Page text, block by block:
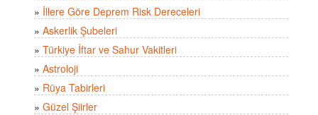
» İllere Göre Deprem Risk Dereceleri
» Askerlik Şubeleri
» Türkiye İftar ve Sahur Vakitleri
» Astroloji
» Rüya Tabirleri
» Güzel Şiirler